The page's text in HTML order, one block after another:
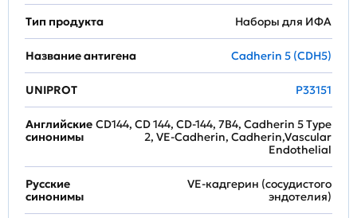
Тип продукта Наборы для ИФА
Название антигена Cadherin 5 (CDH5)
UNIPROT P33151
Английские
синонимы
CD144, CD 144, CD-144, 7B4, Cadherin 5 Type
2, VE-Cadherin, Cadherin,Vascular
Endothelial
Русские
синонимы
VE-кадгерин (сосудистого
эндотелия)